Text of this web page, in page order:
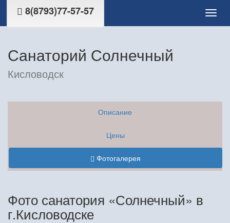
8(8793)77-57-57
Санаторий Солнечный
Кисловодск
Описание
Цены
Фотогалерея
Фото санатория «Солнечный» в
г.Кисловодске